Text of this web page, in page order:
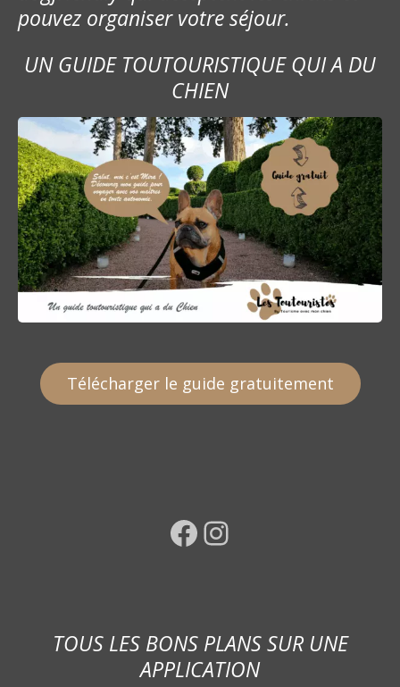
s
a
e
s
pouvez organiser votre séjour.
UN GUIDE TOUTOURISTIQUE QUI A DU
CHIEN
Télécharger le guide gratuitement
Facebook Instagram
TOUS LES BONS PLANS SUR UNE
APPLICATION